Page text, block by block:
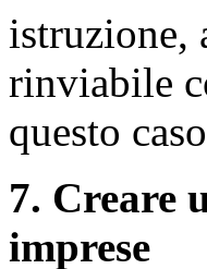
istruzione,
rinviabile
questo
7. Creare
imprese